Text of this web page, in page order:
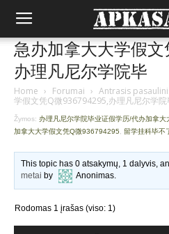
急办加拿大大学假文
办理凡尼尔学院毕
Home › Forumai › Antrasis
学假文凭Q微936794295,办理凡尼尔学院
Žymos: 办理凡尼尔学院毕业证假学历/代办加拿
加拿大大学假文凭Q微936794295
留学挂科毕不
This topic has 0 atsakymų, 1 dalyvis,
metai by Anonimas.
Rodomas 1 įrašas (viso: 1)